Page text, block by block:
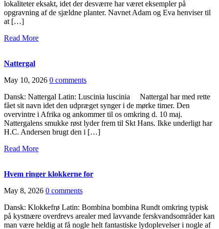
lokaliteter eksakt, idet der desværre har været eksempler på
opgravning af de sjældne planter. Navnet Adam og Eva henviser til
at […]
Read More
Nattergal
May 10, 2026 0 comments
Dansk: Nattergal Latin: Luscinia luscinia Nattergal har med rette
fået sit navn idet den udpræget synger i de mørke timer. Den
overvintre i Afrika og ankommer til os omkring d. 10 maj.
Nattergalens smukke røst lyder frem til Skt Hans. Ikke underligt har
H.C. Andersen brugt den i […]
Read More
Hvem ringer klokkerne for
May 8, 2026 0 comments
Dansk: Klokkefrø Latin: Bombina bombina Rundt omkring typisk
på kystnære overdrevs arealer med lavvande ferskvandsområder kan
man være heldig at få nogle helt fantastiske lydoplevelser i nogle af